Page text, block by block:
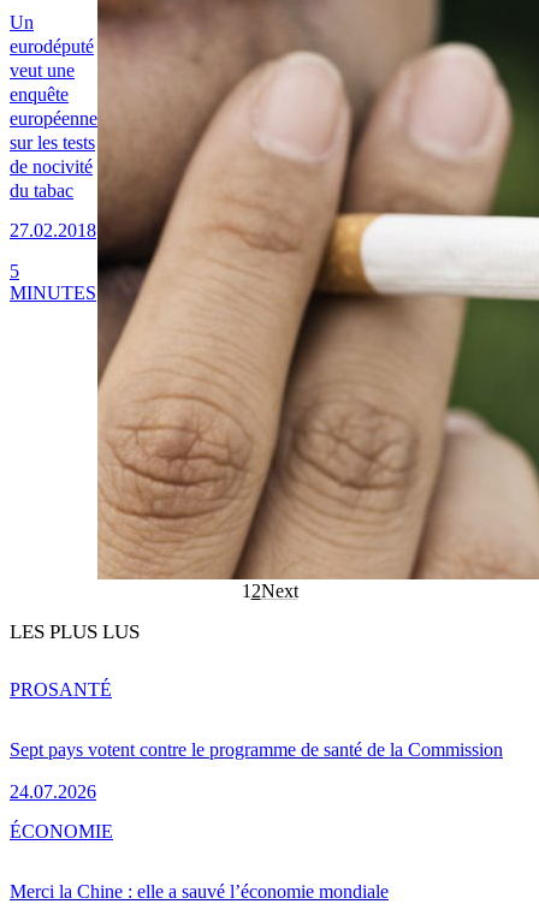
Un
eurodéputé
veut une
enquête
européenne
sur les tests
de nocivité
du tabac
27.02.2018
5
MINUTES
1 2Next
LES PLUS LUS
Sept pays votent contre le programme de santé de la Commission
24.07.2026
PROSANTÉ
Merci la Chine : elle a sauvé l’économie mondiale
ÉCONOMIE